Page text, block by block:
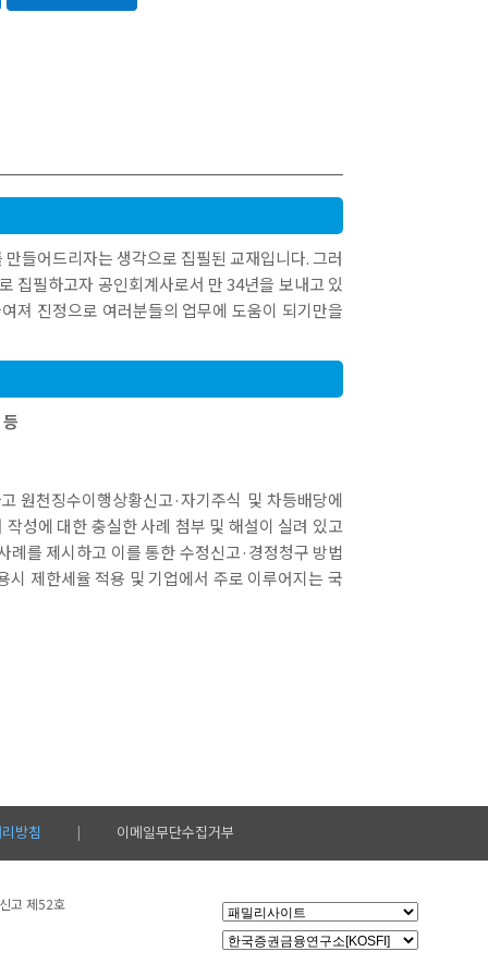
들어드리자는 생각으로 집필된 교재입니다. 그러
집필하고자 공인회계사로서 만 34년을 보내고 있
져 진정으로 여러분들의 업무에 도움이 되기만을
원천징수이행상황신고·자기주식 및 차등배당에
성에 대한 충실한 사례 첨부 및 해설이 실려 있고
를 제시하고 이를 통한 수정신고·경정청구 방법
제한세율 적용 및 기업에서 주로 이루어지는 국
방침 | 이메일무단수집거부
고 제52호